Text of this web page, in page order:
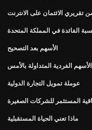
تقريري الائتمان على الانترنت
الفائدة في المملكة المتحدة
الأسهم بعد التصحيح
الفردية المتداولة بالأمس
عوملة تمويل التجارة الدولية
المستثمر للشركات الصغيرة
ماذا تعني الحياة المستقبلية